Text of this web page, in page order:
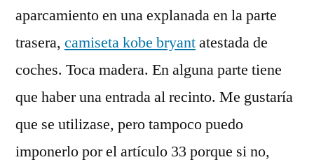
aparcamiento en una explanada en la parte
trasera, camiseta kobe bryantatestada de
coches. Toca madera. En alguna parte tiene
que haber una entrada al recinto. Me gustaría
que se utilizase, pero tampoco puedo
imponerlo por el artículo 33 porque si no,